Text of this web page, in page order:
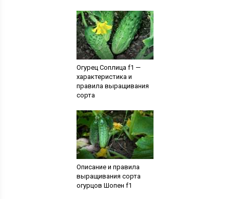
Огурец Соплица f1 —
характеристика и
правила выращивания
сорта
Описание и правила
выращивания сорта
огурцов Шопен f1